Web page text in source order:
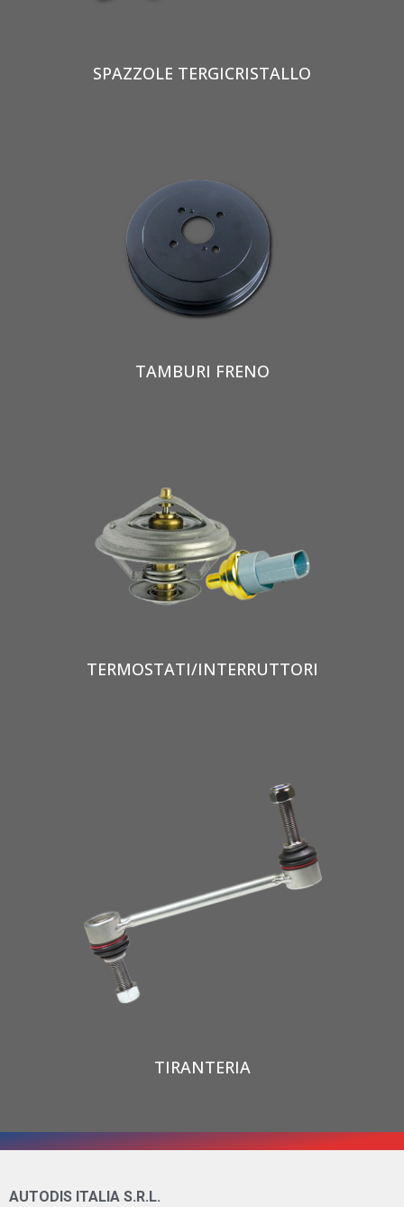
SPAZZOLE TERGICRISTALLO
TAMBURI FRENO
TERMOSTATI/INTERRUTTORI
TIRANTERIA
AUTODIS ITALIA S.R.L.